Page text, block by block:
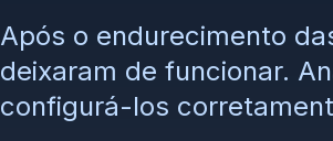
Após o endurecimento
deixaram de funcionar.
configurá-los